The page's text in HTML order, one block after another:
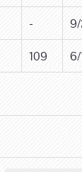
-
109 6/